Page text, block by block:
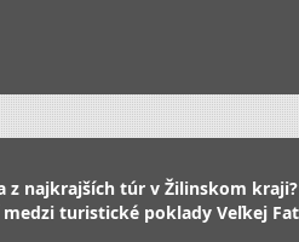
z najkrajších túr v Žilinskom
turistické poklady Veľkej